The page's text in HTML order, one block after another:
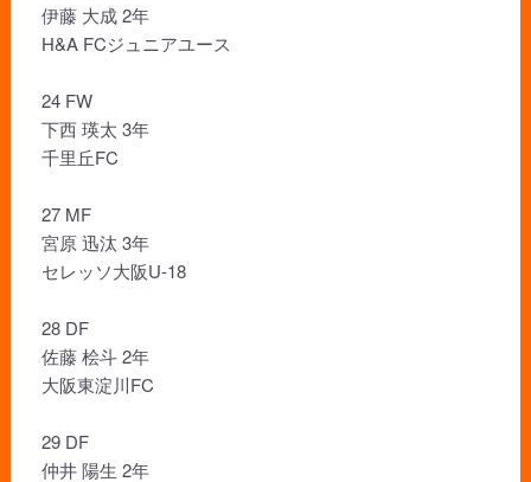
伊藤 大成 2年
H&A FCジュニアユース
24 FW
下西 瑛太 3年
千里丘FC
27 MF
宮原 迅汰 3年
セレッソ大阪U-18
28 DF
佐藤 桧斗 2年
大阪東淀川FC
29 DF
仲井 陽生 2年